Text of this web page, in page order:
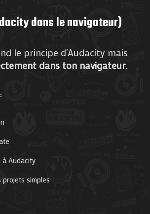
dans le navigateur)
le principe d’Audacity mais
dans ton navigateur.
à Audacity
simples